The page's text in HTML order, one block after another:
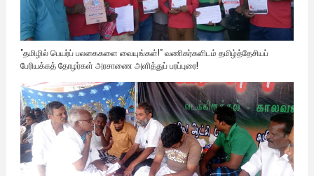
"தமிழில் பெயர்ப் பலகைகளை வையுங்கள்!" வணிகர்களிடம் தமிழ்த்தேசியப்
பேரியக்கத் தோழர்கள் அரசாணை அளித்துப் பரப்புரை!